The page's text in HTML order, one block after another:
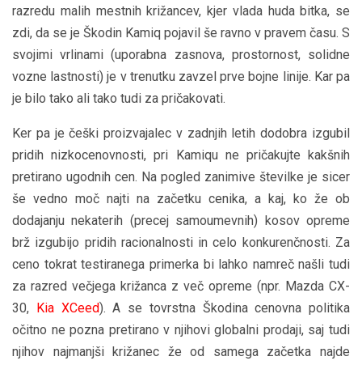
razredu malih mestnih križancev, kjer vlada huda bitka, se
zdi, da se je Škodin Kamiq pojavil še ravno v pravem času. S
svojimi vrlinami (uporabna zasnova, prostornost, solidne
vozne lastnosti) je v trenutku zavzel prve bojne linije. Kar pa
je bilo tako ali tako tudi za pričakovati.
Ker pa je češki proizvajalec v zadnjih letih dodobra izgubil
pridih nizkocenovnosti, pri Kamiqu ne pričakujte kakšnih
pretirano ugodnih cen. Na pogled zanimive številke je sicer
še vedno moč najti na začetku cenika, a kaj, ko že ob
dodajanju nekaterih (precej samoumevnih) kosov opreme
brž izgubijo pridih racionalnosti in celo konkurenčnosti. Za
ceno tokrat testiranega primerka bi lahko namreč našli tudi
za razred večjega križanca z več opreme (npr. Mazda CX-
30,
Kia XCeed). A se tovrstna Škodina cenovna politika
očitno ne pozna pretirano v njihovi globalni prodaji, saj tudi
njihov najmanjši križanec že od samega začetka najde